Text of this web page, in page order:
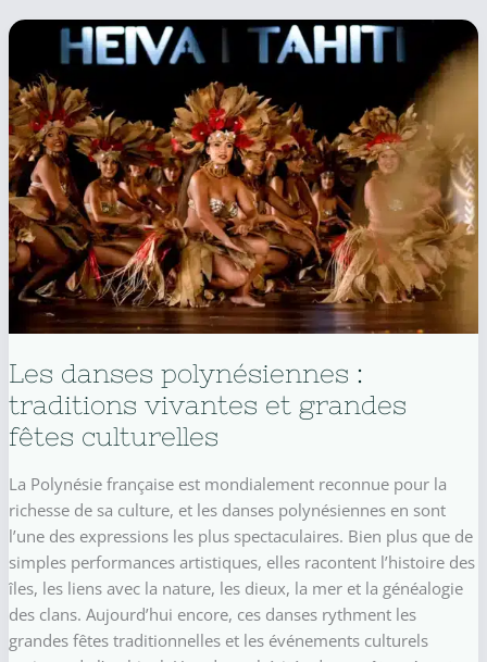
Les danses polynésiennes :
traditions vivantes et grandes
fêtes culturelles
La Polynésie française est mondialement reconnue pour la
richesse de sa culture, et les danses polynésiennes en sont
l’une des expressions les plus spectaculaires. Bien plus que de
simples performances artistiques, elles racontent l’histoire des
îles, les liens avec la nature, les dieux, la mer et la généalogie
des clans. Aujourd’hui encore, ces danses rythment les
grandes fêtes traditionnelles et les événements culturels